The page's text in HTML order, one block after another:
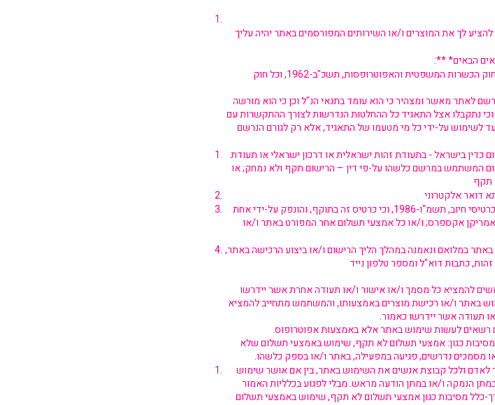
לך את המוצרים ו/או השירותים המפורסמים באתר יהיה עליך
הבאים* **:
בוגר/ת, בגיל 18 ומעלה, ובעל/ת כשירות משפטית בהתאם לחוק הכשרות המשפטית והאפוטרופסות, תשכ"ב-1962, וכל חוק
לאתר מאשר ומצהיר כי הוא עומד בתנאי הנ"ל וכן כי הוא מורשה
נתקבלו אצל התאגיד כל ההחלטות הנדרשות לצורך ההתקשרות עם
לשימוש על-ידי כל מי מטעמו של התאגיד, אלא רק לגורם הנרשם
בישראל - בתעודת זהות ישראלית או דרכון ישראלי או תעודת
המשתמש במרשם כלשהו על-פי דין – הרישום תקף ולא נמחק; או
להחזיק בכרטיס אשראי ו/או כרטיס חיוב אחר בהתאם לחוק כרטיסי חיוב, תשמ"ו-1986, וכי כרטיס זה בתוקף, והונפק על-ידי אחת
אקספרס; ו/או כל אמצעי תשלום אחר המפורט באתר ו/או
במלואם ונאמנה במהלך הליך הרישום ו/או ביצוע הרכישה באתר,
להמציא כל מסמך ו/או אישור ו/או תעודה אחרת אשר יידרשו
באתר ו/או רכישת מוצרים באמצעותו, והמשתמש מתחייב להמציא
תעודה אשר יידרשו כאמור.
לעשות שימוש באתר אלא באמצעות אפוטרופוס.
כגון: אמצעי תשלום לא תקף, שימוש באמצעי תשלום שלא
מסמכים נדרשים, פגיעה במפעילה, באתר ו/או בספק כלשהו.
שלא לאפשר לאדם ולכל קבוצת אנשים את השימוש באתר, בין אם אושר שימוש
הנמקה ו/או במתן הודעה מראש. מבלי לפגוע בכלליות האמור
מסיבות כגון אמצעי תשלום לא תקף, שימוש באמצעי תשלום